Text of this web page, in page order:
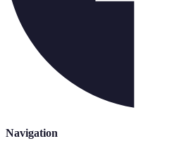
Navigation